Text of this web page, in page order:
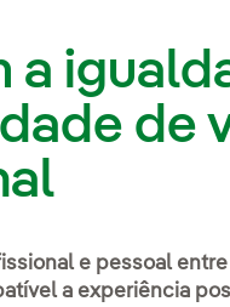
a
de
e pessoal
a experiência